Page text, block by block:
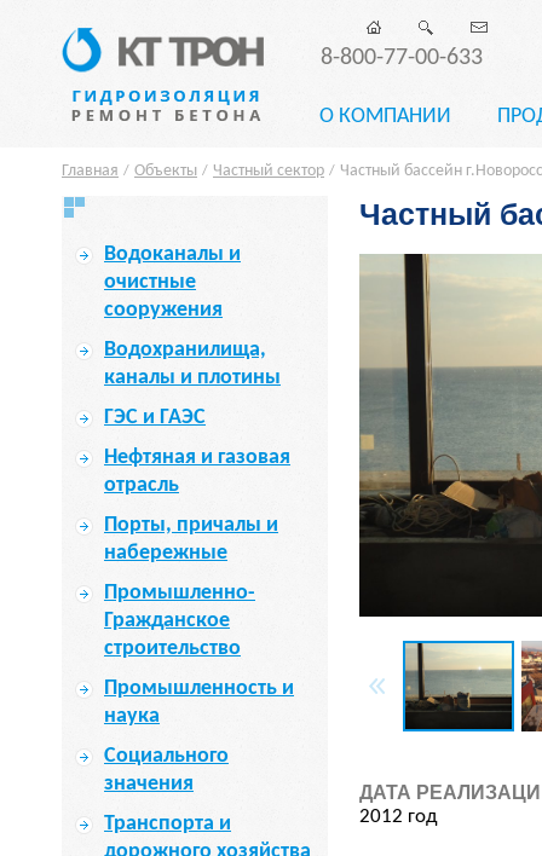
8-800-77-00-633
О КОМПАНИИ
Главная / Объекты / Частный сектор / Частный бассейн
Водоканалы и
очистные
сооружения
Водохранилища,
каналы и плотины
ГЭС и ГАЭС
Нефтяная и газовая
отрасль
Порты, причалы и
набережные
Промышленно-
Гражданское
строительство
Промышленность и
наука
Социального
значения
Транспорта и
Частный
ДАТА
2012 год